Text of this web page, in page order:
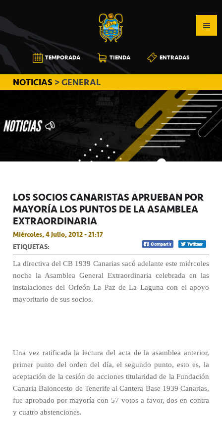
a
la
navegación
principal
al
contenido
principal
a
la
barra
lateral
principal
CB
CANARIAS
TEMPORADA TIENDA ENTRADAS
NOTICIAS > GENERAL
LOS SOCIOS CANARISTAS APRUEBAN POR
MAYORÍA LOS PUNTOS DE LA ASAMBLEA
EXTRAORDINARIA
Miércoles, 4 Julio, 2012 - 21:17
ETIQUETAS:
La directiva del CB 1939 Canarias sacó adelante este miércoles
noche la Asamblea General Extraordinaria celebrada en las
instalaciones del Orfeón La Paz de La Laguna con el apoyo
mayoritario de sus socios.
Una vez ratificada la lectura del acta de la asamblea anterior,
primer punto del orden del día, el segundo punto, esto es, la
aceptación de la cesión de acciones titularidad de la Fundación
Canaria Baloncesto de Tenerife al Cantera Base 1939 Canarias,
fue aprobado por mayoría con 57 votos a favor, dos en contra
y cuatro abstenciones.